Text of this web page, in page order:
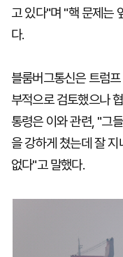
고 있다"며 "핵 문제는
다.
블룸버그통신은 트럼
부적으로 검토했으나
통령은 이와 관련, "그
을 강하게 쳤는데 잘
없다"고 말했다.